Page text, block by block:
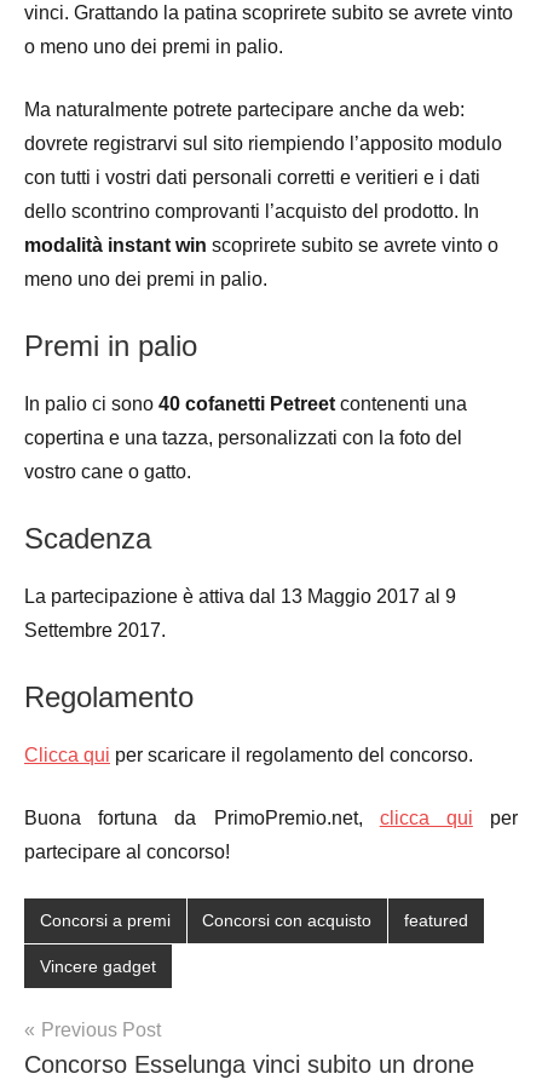
vinci. Grattando la patina scoprirete subito se avrete vinto
o meno uno dei premi in palio.
Ma naturalmente potrete partecipare anche da web:
dovrete registrarvi sul sito riempiendo l’apposito modulo
con tutti i vostri dati personali corretti e veritieri e i dati
dello scontrino comprovanti l’acquisto del prodotto. In
modalità instant win scoprirete subito se avrete vinto o
meno uno dei premi in palio.
Premi in palio
In palio ci sono 40 cofanetti Petreet contenenti una
copertina e una tazza, personalizzati con la foto del
vostro cane o gatto.
Scadenza
La partecipazione è attiva dal 13 Maggio 2017 al 9
Settembre 2017.
Regolamento
Clicca qui per scaricare il regolamento del concorso.
Buona fortuna da PrimoPremio.net, clicca qui per
partecipare al concorso!
Concorsi a premi Concorsi con acquisto featured
Vincere gadget
Post
navigation
Previous Post
Concorso Esselunga vinci subito un drone